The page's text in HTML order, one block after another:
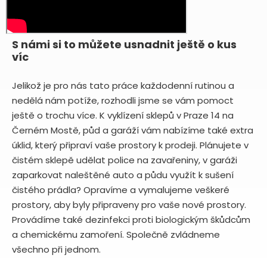
S námi si to můžete usnadnit ještě o kus
víc
Jelikož je pro nás tato práce každodenní rutinou a
nedělá nám potíže, rozhodli jsme se vám pomoct
ještě o trochu více. K vyklízení sklepů v Praze 14 na
Černém Mostě, půd a garáží vám nabízíme také extra
úklid, který připraví vaše prostory k prodeji. Plánujete v
čistém sklepě udělat police na zavařeniny, v garáži
zaparkovat naleštěné auto a půdu využít k sušení
čistého prádla? Opravíme a vymalujeme veškeré
prostory, aby byly připraveny pro vaše nové prostory.
Provádíme také dezinfekci proti biologickým škůdcům
a chemickému zamoření. Společně zvládneme
všechno při jednom.